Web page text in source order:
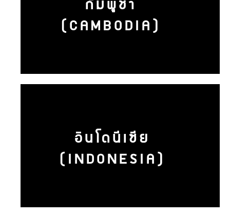
กัมพูชา
(CAMBODIA)
อินโดนีเซีย
(INDONESIA)